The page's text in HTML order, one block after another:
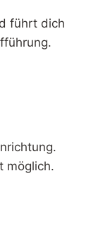
führt dich
möglich.